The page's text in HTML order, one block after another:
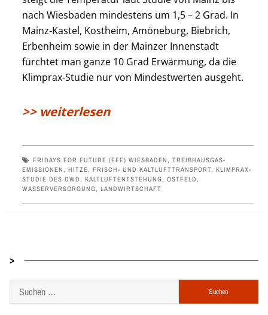
nach Wiesbaden mindestens um 1,5 – 2 Grad. In
Mainz-Kastel, Kostheim, Amöneburg, Biebrich,
Erbenheim sowie in der Mainzer Innenstadt
fürchtet man ganze 10 Grad Erwärmung, da die
Klimprax-Studie nur von Mindestwerten ausgeht.
>> weiterlesen
FRIDAYS FOR FUTURE (FFF) WIESBADEN, TREIBHAUSGAS-
EMISSIONEN, HITZE, FRISCH- UND KALTLUFTTRANSPORT, KLIMPRAX-
STUDIE DES DWD, KALTLUFTENTSTEHUNG, OSTFELD,
WASSERVERSORGUNG, LANDWIRTSCHAFT
>
nach: